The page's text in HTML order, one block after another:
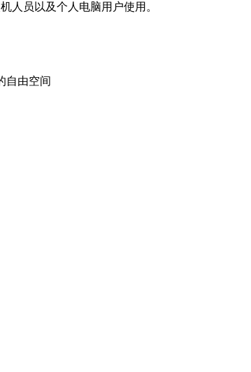
人员以及个人电脑用户使用。
自由空间